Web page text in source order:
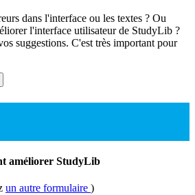
dans l'interface ou les textes ? Ou
l'interface utilisateur de StudyLib ?
suggestions. C'est très important pour
améliorer StudyLib
un autre formulaire )